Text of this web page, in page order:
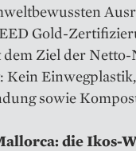
Gold-
Ziel der
Kein
sowie
die Ikos-